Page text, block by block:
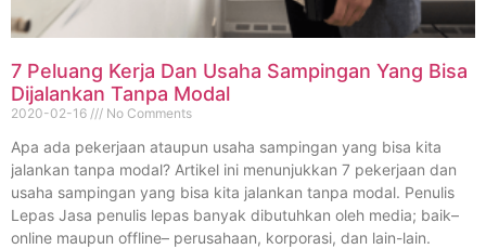
7 Peluang Kerja Dan Usaha Sampingan Yang Bisa
Dijalankan Tanpa Modal
2020-02-16 No Comments
Apa ada pekerjaan ataupun usaha sampingan yang bisa kita
jalankan tanpa modal? Artikel ini menunjukkan 7 pekerjaan dan
usaha sampingan yang bisa kita jalankan tanpa modal. Penulis
Lepas Jasa penulis lepas banyak dibutuhkan oleh media; baik–
online maupun offline– perusahaan, korporasi, dan lain-lain.